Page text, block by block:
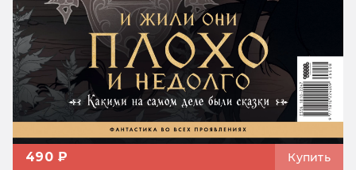
490 ₽ Купить